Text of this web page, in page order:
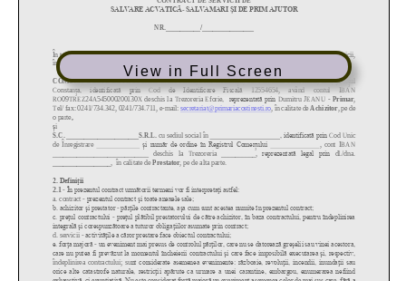
View in Full Screen